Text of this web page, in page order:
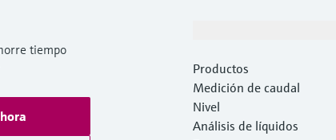
tiempo
Productos
Medición de caudal
Nivel
Análisis de líquidos